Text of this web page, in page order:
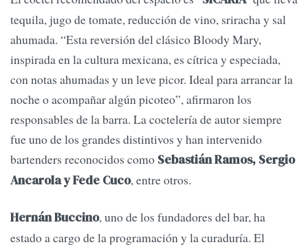
tequila, jugo de tomate, reducción de vino, sriracha y sal
ahumada. “Esta reversión del clásico Bloody Mary,
inspirada en la cultura mexicana, es cítrica y especiada,
con notas ahumadas y un leve picor. Ideal para arrancar la
noche o acompañar algún picoteo”, afirmaron los
responsables de la barra. La coctelería de autor siempre
fue uno de los grandes distintivos y han intervenido
bartenders reconocidos como Sebastián Ramos, Sergio
Ancarola y Fede Cuco, entre otros.
Hernán Buccino, uno de los fundadores del bar, ha
estado a cargo de la programación y la curaduría. El